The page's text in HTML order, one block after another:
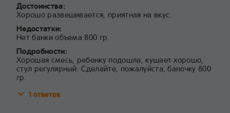
Достоинства:
Хорошо развешивается, приятная на вкус.
Недостатки:
Нет банки объема 800 гр.
Подробности:
Хорошая смесь, ребенку подошла, кушает хорошо,
стул регулярный. Сделайте, пожалуйста, баночку 800
гр.
1 ответов